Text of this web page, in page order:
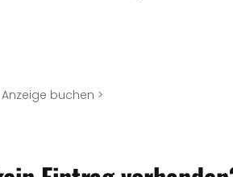
Anzeige buchen >